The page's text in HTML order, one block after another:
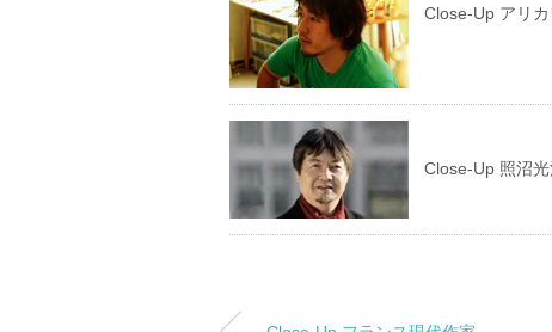
Close-Up アリカ
Close-Up 照沼